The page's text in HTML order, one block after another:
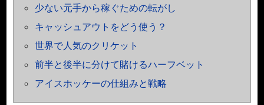
少ない元手から稼ぐための転がし
キャッシュアウトをどう使う？
世界で人気のクリケット
前半と後半に分けて賭けるハーフベット
アイスホッケーの仕組みと戦略